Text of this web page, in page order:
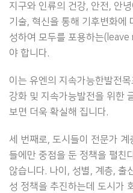
지구와 인류의 건강, 안전, 안
기술, 혁신을 통해 기후변화에
성하여 모두를 포용하는
야 합니다.
이는 유엔의 지속가능한발전
강화 및 지속가능발전을 위한
보면 더욱 확실해 집니다.
세 번째로, 도시들이 전문가
들에만 중점을 둔 정책을 펼친
않습니다. 나이, 성별, 계층, 출
성 정책을 추진하는데 도시가